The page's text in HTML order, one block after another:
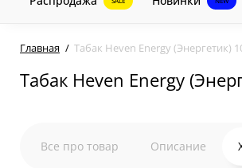
Главная Табак Heven Energy (Энергетик)
Табак Heven Energy
Все про товар Описание